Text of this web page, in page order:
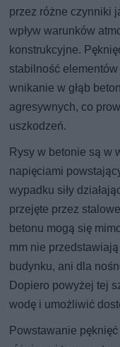
przez różne czynniki
wpływ warunków
konstrukcyjne.
stabilność
wnikanie w głąb
agresywnych, co
uszkodzeń.
Rysy w betonie są w
napięciami
wypadku siły
przejęte przez
betonu mogą się
mm nie
budynku, ani dla
Dopiero powyżej tej
wodę i umożliwić
Powstawanie